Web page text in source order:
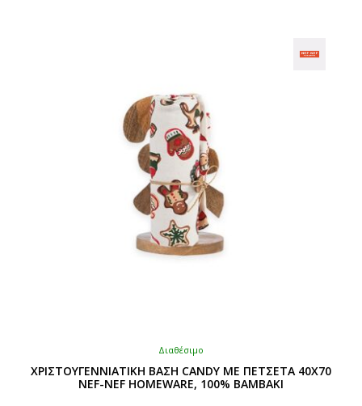
Διαθέσιμο
ΧΡΙΣΤΟΥΓΕΝΝΙΑΤΙΚH ΒΑΣΗ CANDY ΜΕ ΠΕΤΣΕΤA 40X70
NEF-NEF HOMEWARE, 100% ΒΑΜΒΑΚΙ